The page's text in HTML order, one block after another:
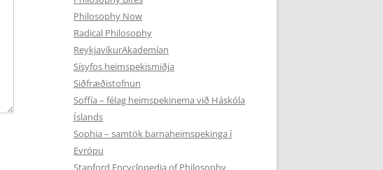
Philosophy Now
Radical Philosophy
ReykjavíkurAkademían
Sísyfos heimspekismiðja
Siðfræðistofnun
Soffía – félag heimspekinema við Háskóla
Íslands
Sophia – samtök barnaheimspekinga í
Evrópu
Stanford Encyclopedia of Philosophy